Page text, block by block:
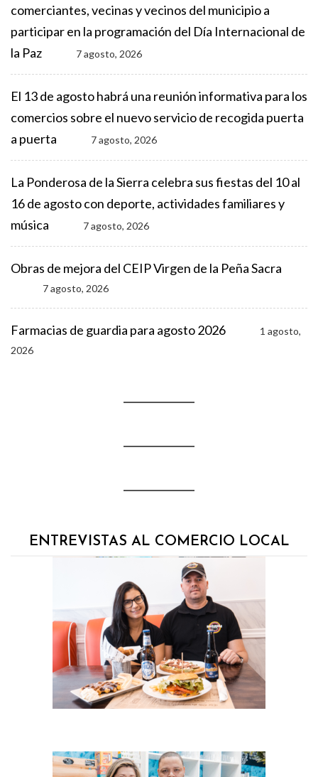
comerciantes, vecinas y vecinos del municipio a
participar en la programación del Día Internacional de
la Paz
7 agosto, 2026
El 13 de agosto habrá una reunión informativa para los
comercios sobre el nuevo servicio de recogida puerta
a puerta
7 agosto, 2026
La Ponderosa de la Sierra celebra sus fiestas del 10 al
16 de agosto con deporte, actividades familiares y
música
7 agosto, 2026
Obras de mejora del CEIP Virgen de la Peña Sacra
7 agosto, 2026
Farmacias de guardia para agosto 2026
1 agosto,
2026
ENTREVISTAS AL COMERCIO LOCAL